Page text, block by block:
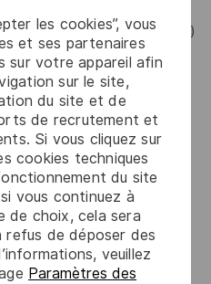
les cookies”, vous
et ses partenaires
sur votre appareil afin
sur le site,
du site et de
de recrutement et
Si vous cliquez sur
cookies techniques
du site
vous continuez à
de choix, cela sera
refus de déposer des
veuillez
Paramètres des
(AMBA , Ethernet, CAN, I²C,…)
de laméthodologie de
(lu, écrit, parlé)
et rigueursont des atouts
ce poste est fait pour